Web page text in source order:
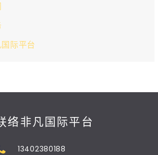
际平台
络非凡国际平台
13402380188